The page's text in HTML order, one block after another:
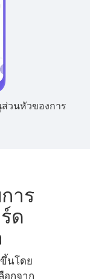
ส่วนหัวของการ
าร
ด
นโดย
อกจาก